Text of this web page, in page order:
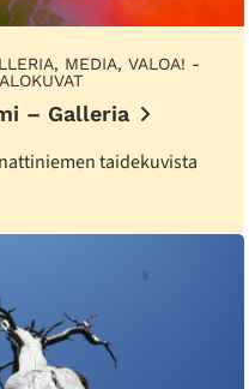
MEDIA, VALOA! -
– Galleria
taidekuvista